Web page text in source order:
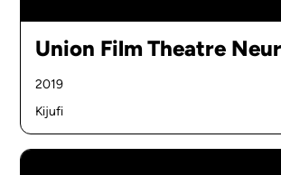
Union Film Theatre
2019
Kijufi